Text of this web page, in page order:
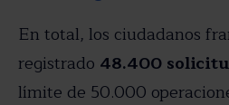
En total, los ciudadanos
registrado 48.400
límite de 50.000